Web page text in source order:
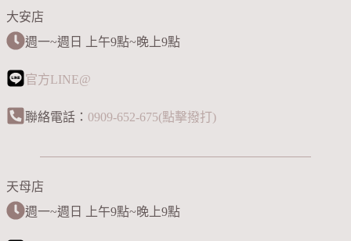
大安店
週一~週日 上午9點~晚上9點
官方LINE@
聯絡電話： 0909-652-675(點擊撥打)
天母店
週一~週日 上午9點~晚上9點